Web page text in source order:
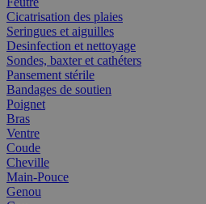
Cicatrisation des plaies
Seringues et aiguilles
Desinfection et nettoyage
Sondes, baxter et cathéters
Pansement stérile
Bandages de soutien
Poignet
Bras
Ventre
Coude
Cheville
Main-Pouce
Genou